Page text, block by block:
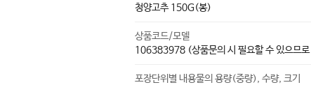
청양고추 150G(봉)
상품코드/모델
106383978 (상품문의 시 필요할 수 있으므
포장단위별 내용물의 용량(중량), 수량, 크기